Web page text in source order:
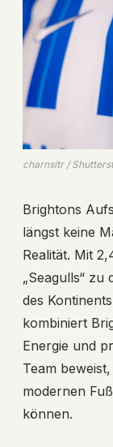
charnsitr /
Brightons
längst keine
Realität. Mit
„Seagulls“
des
kombiniert
Energie und
Team
modernen
können.